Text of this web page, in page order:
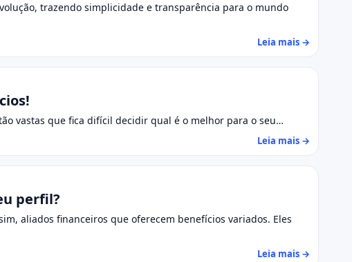
trazendo simplicidade e transparência para o mundo
Leia mais →
vastas que fica difícil decidir qual é o melhor para o seu…
Leia mais →
perfil?
aliados financeiros que oferecem benefícios variados. Eles
Leia mais →